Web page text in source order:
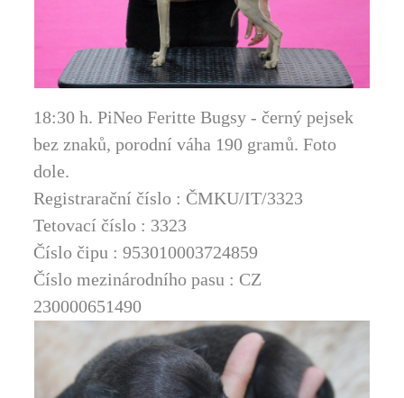
18:30 h. PiNeo Feritte Bugsy - černý pejsek
bez znaků, porodní váha 190 gramů. Foto
dole.
Registrarační číslo : ČMKU/IT/3323
Tetovací číslo : 3323
Číslo čipu : 953010003724859
Číslo mezinárodního pasu : CZ
230000651490